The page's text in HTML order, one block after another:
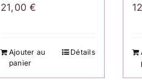
21,00€
Ajouter au
panier
Détails